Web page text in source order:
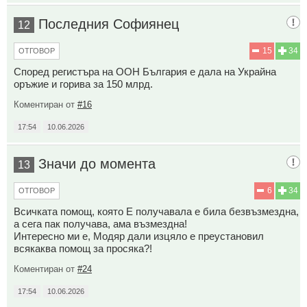
12 Последния Софиянец
34
15
ОТГОВОР
Според регистъра на ООН България е дала на Украйна
оръжие и горива за 150 млрд.
Коментиран от #16
17:54 10.06.2026
13 Значи до момента
34
6
ОТГОВОР
Всичката помощ, която Е получавала е била безвъзмездна,
а сега пак получава, ама възмездна!
Интересно ми е, Модяр дали изцяло е преустановил
всякаква помощ за просяка?!
Коментиран от #24
17:54 10.06.2026